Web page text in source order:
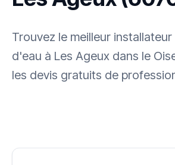
Trouvez le meilleur
d'eau à Les Ageux dans le
les devis gratuits de